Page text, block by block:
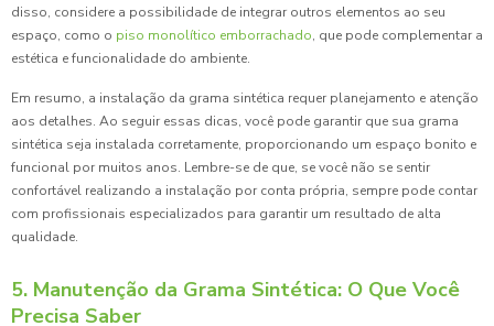
disso, considere a possibilidade de integrar outros elementos ao seu
espaço, como o piso monolítico emborrachado, que pode complementar a
estética e funcionalidade do ambiente.
Em resumo, a instalação da grama sintética requer planejamento e atenção
aos detalhes. Ao seguir essas dicas, você pode garantir que sua grama
sintética seja instalada corretamente, proporcionando um espaço bonito e
funcional por muitos anos. Lembre-se de que, se você não se sentir
confortável realizando a instalação por conta própria, sempre pode contar
com profissionais especializados para garantir um resultado de alta
qualidade.
5. Manutenção da Grama Sintética: O Que Você
Precisa Saber